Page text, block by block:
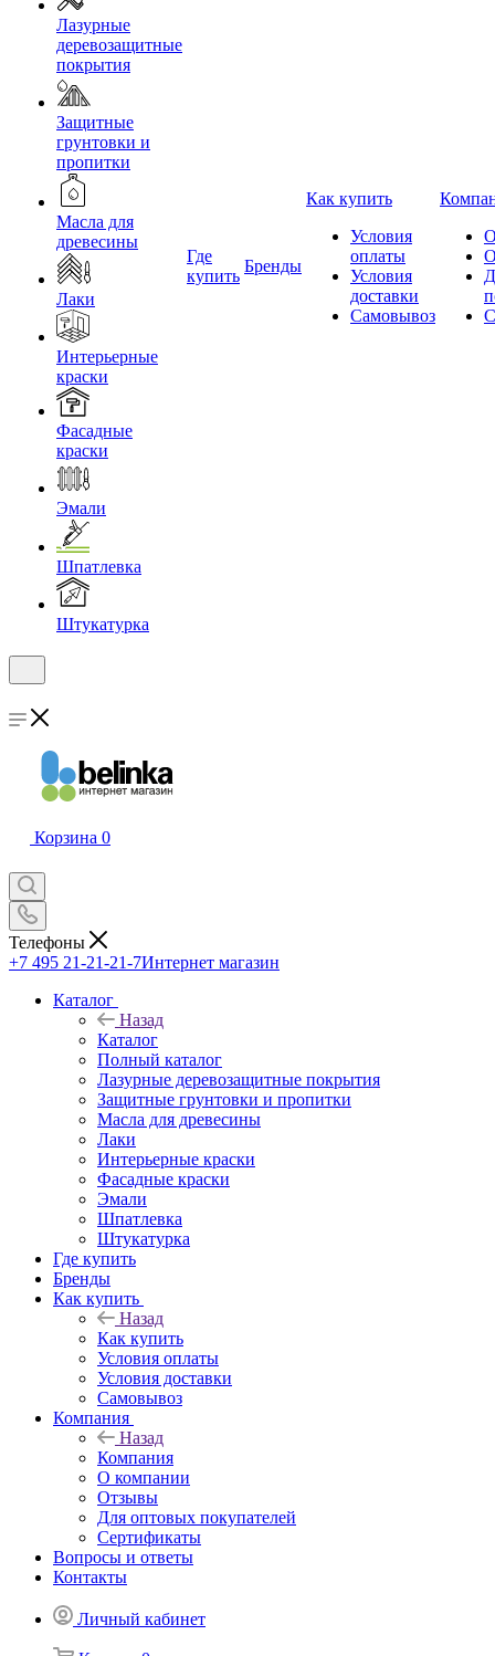
Лазурные
деревозащитные
покрытия
Защитные
грунтовки и
пропитки
Масла для
древесины
Лаки
Интерьерные
краски
Фасадные
краски
Эмали
Шпатлевка
Штукатурка
Где
купить
Бренды
Как купить
Условия
оплаты
Условия
доставки
Самовывоз
Корзина 0
Телефоны
+7 495 21-21-21-7Интернет магазин
Каталог
Назад
Каталог
Полный каталог
Лазурные деревозащитные покрытия
Защитные грунтовки и пропитки
Масла для древесины
Лаки
Интерьерные краски
Фасадные краски
Эмали
Шпатлевка
Штукатурка
Где купить
Бренды
Как купить
Назад
Как купить
Условия оплаты
Условия доставки
Самовывоз
Компания
Назад
Компания
О компании
Отзывы
Для оптовых покупателей
Сертификаты
Вопросы и ответы
Контакты
Личный кабинет